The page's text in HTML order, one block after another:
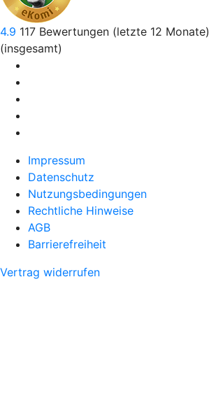
4.9 117 Bewertungen (letzte 12 Monate)
(insgesamt)
Impressum
Datenschutz
Nutzungsbedingungen
Rechtliche Hinweise
AGB
Barrierefreiheit
Vertrag widerrufen